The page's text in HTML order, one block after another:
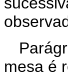
mesa é